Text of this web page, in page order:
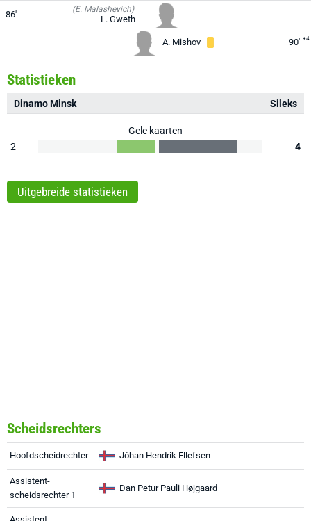
86' (E. Malashevich)
L. Gweth
A. Mishov 90' +4
Statistieken
Dinamo Minsk Sileks
Gele kaarten
2
4
Uitgebreide statistieken
Scheidsrechters
Hoofdscheidrechter Jóhan Hendrik Ellefsen
Assistent-
scheidsrechter 1
Dan Petur Pauli Højgaard